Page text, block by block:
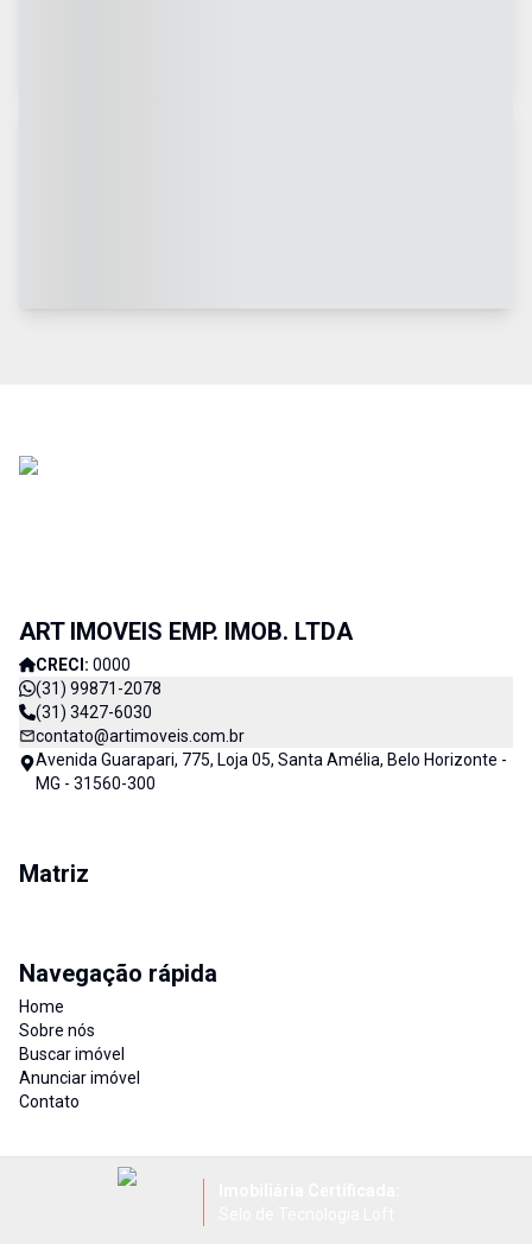
ART IMOVEIS EMP. IMOB. LTDA
CRECI: 0000
(31) 99871-2078
(31) 3427-6030
contato@artimoveis.com.br
Avenida Guarapari, 775, Loja 05, Santa Amélia, Belo Horizonte -
MG - 31560-300
Matriz
Navegação rápida
Home
Sobre nós
Buscar imóvel
Anunciar imóvel
Contato